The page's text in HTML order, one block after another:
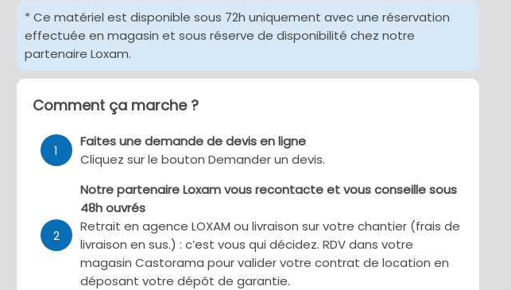
* Ce matériel est disponible sous 72h uniquement avec une réservation
effectuée en magasin et sous réserve de disponibilité chez notre
partenaire Loxam.
Comment ça marche ?
1
Faites une demande de devis en ligne
Cliquez sur le bouton Demander un devis.
2
Notre partenaire Loxam vous recontacte et vous conseille sous
48h ouvrés
Retrait en agence LOXAM ou livraison sur votre chantier (frais de
livraison en sus.) : c’est vous qui décidez. RDV dans votre
magasin Castorama pour valider votre contrat de location en
déposant votre dépôt de garantie.